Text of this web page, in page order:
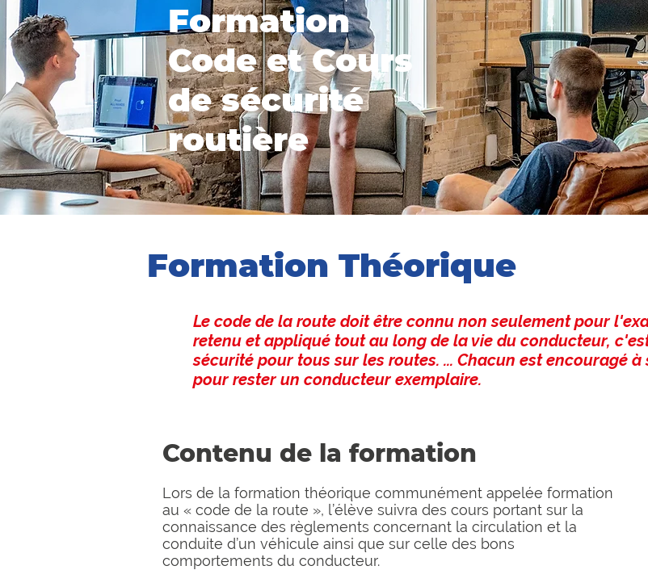
Formation
Code et Cours
de sécurité
routière
Formation Théorique
Le code de la route doit être connu non seulement pour
retenu et appliqué tout au long de la vie du conducteur,
sécurité pour tous sur les routes. ... Chacun est encouragé
pour rester un conducteur exemplaire.
Contenu de la formation
Lors de la formation théorique communément appelée formation
au « code de la route », l’élève suivra des cours portant sur la
connaissance des règlements concernant la circulation et la
conduite d’un véhicule ainsi que sur celle des bons
comportements du conducteur.